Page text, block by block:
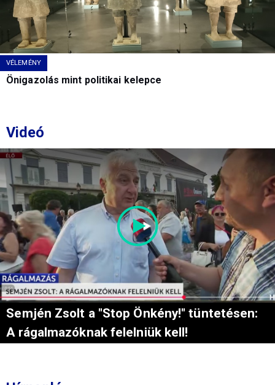
VÉLEMÉNY
Önigazolás mint politikai kelepce
Videó
Semjén Zsolt a "Stop Önkény!" tüntetésen:
A rágalmazóknak felelniük kell!